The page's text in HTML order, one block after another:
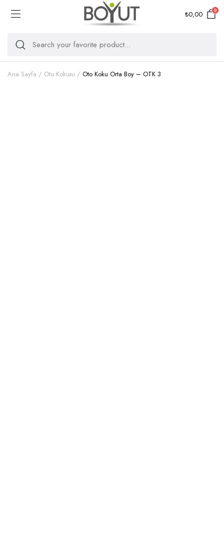
₺0,00 0
Ana Sayfa Oto Kokusu Oto Koku Orta Boy – OTK 3